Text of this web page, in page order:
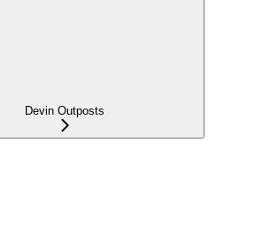
Devin Outposts